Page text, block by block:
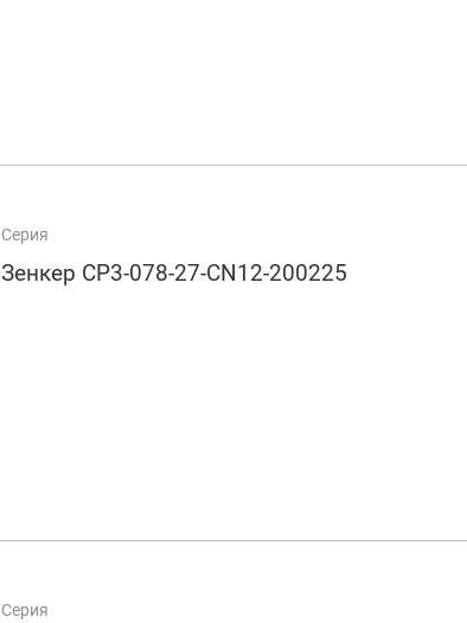
Серия
Зенкер CP3-078-27-CN12-200225
Серия